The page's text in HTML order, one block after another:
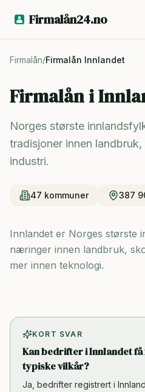
Firmalån24.no
Firmalån/Firmalån Innlandet
Firmalån i
Norges største
tradisjoner innen
industri.
47 kommuner 387
Innlandet er Norges største
næringer innen landbruk,
mer innen teknologi.
KORT SVAR
Kan bedrifter i Innlandet
typiske vilkår?
Ja, bedrifter registrert i